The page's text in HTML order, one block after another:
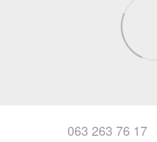
063 263 76 17